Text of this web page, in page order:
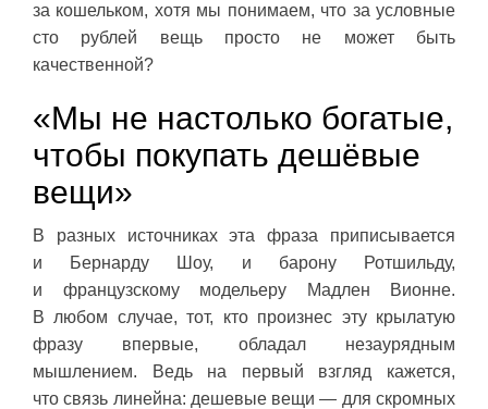
за кошельком, хотя мы понимаем, что за условные
сто рублей вещь просто не может быть
качественной?
«Мы не настолько богатые,
чтобы покупать дешёвые
вещи»
В разных источниках эта фраза приписывается
и Бернарду Шоу, и барону Ротшильду,
и французскому модельеру Мадлен Вионне.
В любом случае, тот, кто произнес эту крылатую
фразу впервые, обладал незаурядным
мышлением. Ведь на первый взгляд кажется,
что связь линейна: дешевые вещи — для скромных